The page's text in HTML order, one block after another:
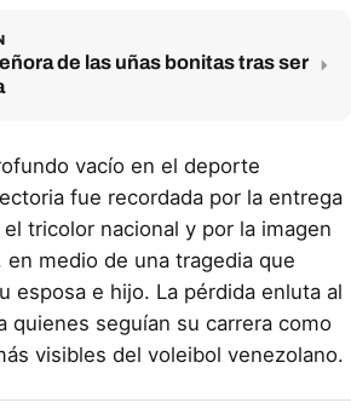
de las uñas bonitas tras ser
vacío en el deporte
fue recordada por la entrega
tricolor nacional y por la imagen
medio de una tragedia que
esposa e hijo. La pérdida enluta al
quienes seguían su carrera como
visibles del voleibol venezolano.